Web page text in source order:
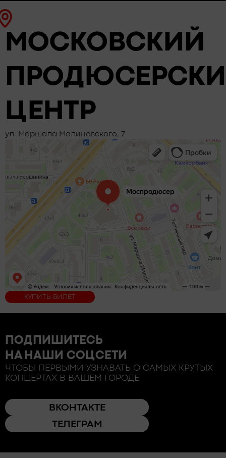
МОСКОВСКИЙ
ЦЕНТР
ул. Маршала Малиновского, 7
КУПИТЬ БИЛЕТ
ПОДПИШИТЕСЬ
НА НАШИ СОЦСЕТИ
ЧТОБЫ ПЕРВЫМИ УЗНАВАТЬ О САМЫХ КРУТЫХ
КОНЦЕРТАХ В ВАШЕМ ГОРОДЕ
ВКОНТАКТЕ
ТЕЛЕГРАМ